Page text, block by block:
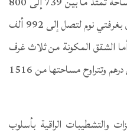
قدم مربع. في حين تزيد أسعار الشقق بغرفتي نوم لتصل إلى 992 ألف
1073 قدم مربع، أما الشقق المكونة من ثلاث غرف
نوم فإن سعرها يصل إلى 1.40 مليون درهم وتتراوح مساحتها من 1516
والتشطيبات الراقية بأسلوب